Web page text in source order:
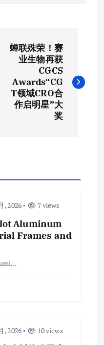
蝉联殊荣！赛
业生物再获
CGCS
Awards“CG
T领域CRO合
作启明星”大
奖
, 2026 7 views
Aluminum
Frames and
, 2026 10 views